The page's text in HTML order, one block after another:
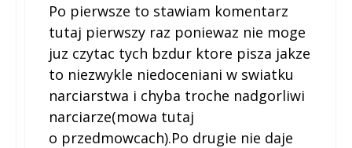
Po pierwsze to stawiam komentarz
tutaj pierwszy raz poniewaz nie moge
juz czytac tych bzdur ktore pisza jakze
to niezwykle niedoceniani w swiatku
narciarstwa i chyba troche nadgorliwi
narciarze(mowa tutaj
o przedmowcach).Po drugie nie daje